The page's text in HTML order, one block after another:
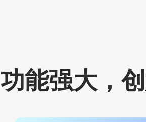
功能强大，